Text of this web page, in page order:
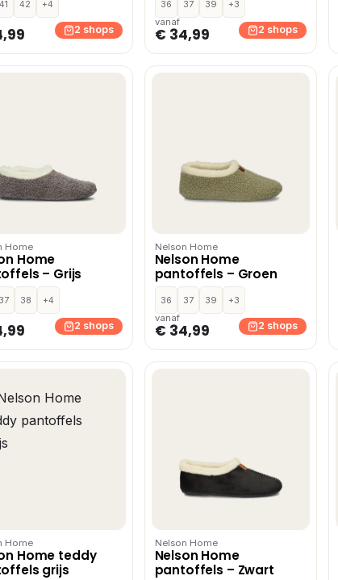
41 42
+4
2 shops
36 37 39
+3
vanaf
€ 34,99 2 shops
Home
Home
– Grijs
37 38
+4
2 shops
Nelson Home
Nelson Home
pantoffels – Groen
36 37 39
+3
vanaf
€ 34,99 2 shops
Home
Home teddy
grijs
Nelson Home
Nelson Home
pantoffels – Zwart